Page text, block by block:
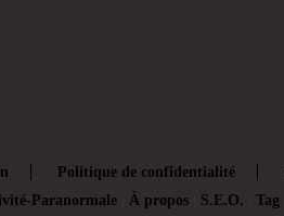
Politique de confidentialité
Paranormale| À propos| S.E.O. Tag